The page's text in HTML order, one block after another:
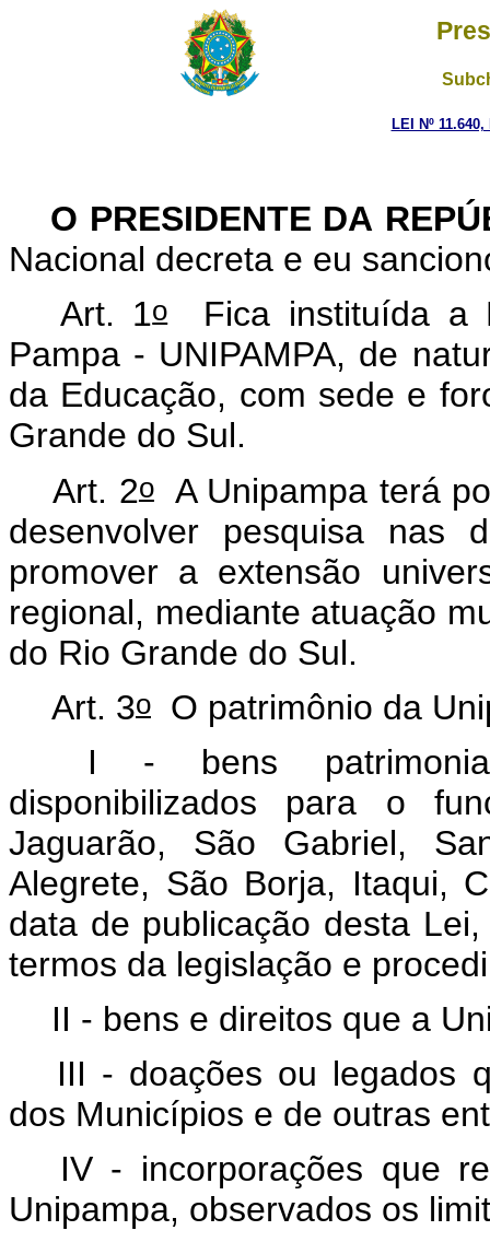
LEI Nº
O PRESIDENTE DA
Nacional decreta e eu
Art. 1oFica instituída a
Pampa - UNIPAMPA, de
da Educação, com sede e
Grande do Sul.
Art. 2oA Unipampa terá
desenvolver pesquisa nas
promover a extensão
regional, mediante atuação
do Rio Grande do Sul.
Art. 3o O patrimônio da
I - bens
disponibilizados para o
Jaguarão, São Gabriel,
Alegrete, São Borja, Itaqui,
data de publicação desta
termos da legislação e
II - bens e direitos que a
III - doações ou legados
dos Municípios e de outras
IV - incorporações que
Unipampa, observados os